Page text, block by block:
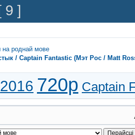
9 ]
на роднай мове
/ Captain Fantastic (Мэт Рос / Matt
2016 720p Captain